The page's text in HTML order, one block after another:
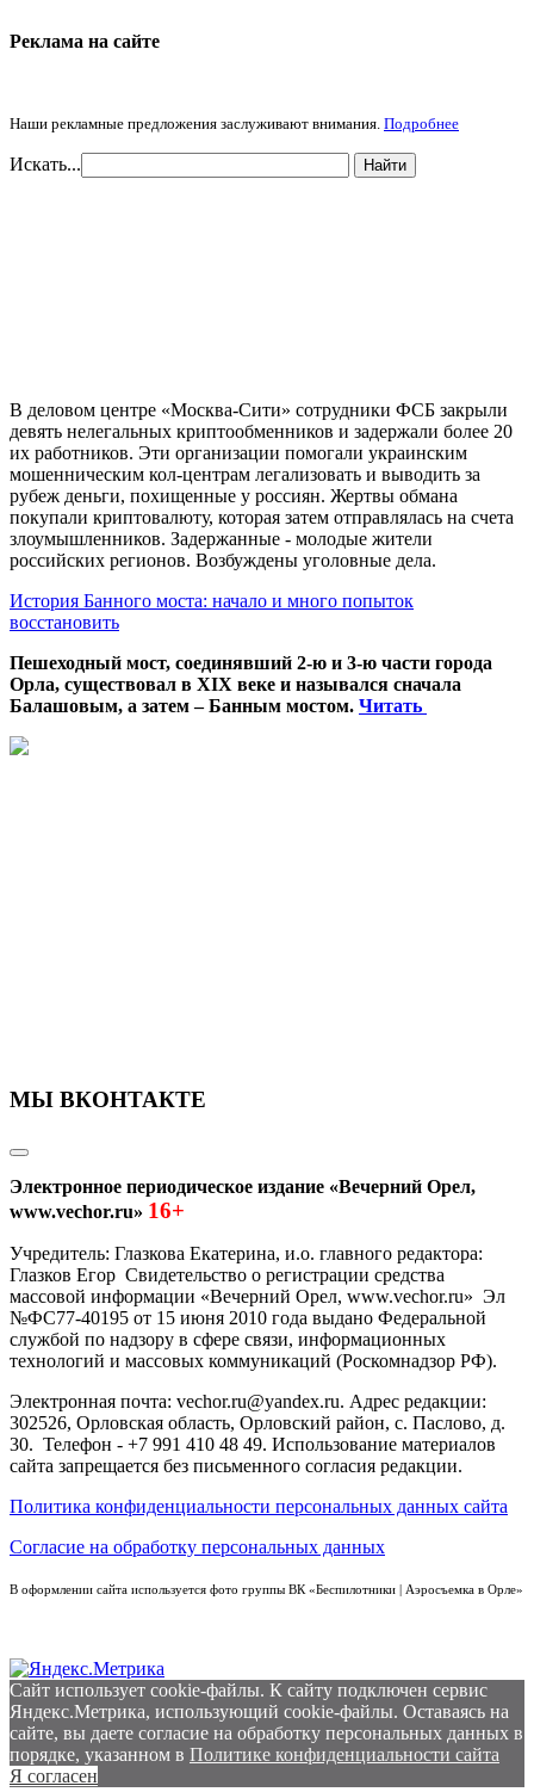
Реклама на cайте
Наши рекламные предложения заслуживают внимания. Подробнее
Искать... Найти
В деловом центре «Москва-Сити» сотрудники ФСБ закрыли
девять нелегальных криптообменников и задержали более 20
их работников. Эти организации помогали украинским
мошенническим кол-центрам легализовать и выводить за
рубеж деньги, похищенные у россиян. Жертвы обмана
покупали криптовалюту, которая затем отправлялась на счета
злоумышленников. Задержанные - молодые жители
российских регионов. Возбуждены уголовные дела.
История Банного моста: начало и много попыток
восстановить
Пешеходный мост, соединявший 2-ю и 3-ю части города
Орла, существовал в XIX веке и назывался сначала
Балашовым, а затем – Банным мостом. Читать
МЫ ВКОНТАКТЕ
Электронное периодическое издание «Вечерний Орел,
www.vechor.ru» 16+
Учредитель: Глазкова Екатерина, и.о. главного редактора:
Глазков Егор Свидетельство о регистрации средства
массовой информации «Вечерний Орел, www.vechor.ru» Эл
№ФС77-40195 от 15 июня 2010 года выдано Федеральной
службой по надзору в сфере связи, информационных
технологий и массовых коммуникаций (Роскомнадзор РФ).
Электронная почта: vechor.ru@yandex.ru. Адрес редакции:
302526, Орловская область, Орловский район, с. Паслово, д.
30. Телефон - +7 991 410 48 49. Использование материалов
сайта запрещается без письменного согласия редакции.
Политика конфиденциальности персональных данных сайта
Согласие на обработку персональных данных
В оформлении сайта используется фото группы ВК «Беспилотники | Аэросъемка в Орле»
Сайт использует cookie-файлы. К cайту подключен сервис
Яндекс.Метрика, использующий cookie-файлы. Оставаясь на
сайте, вы даете согласие на обработку персональных данных в
порядке, указанном в Политике конфиденциальности сайта
Я согласен